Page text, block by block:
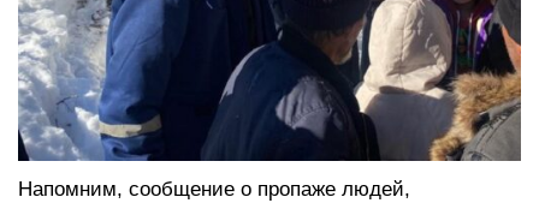
Напомним, сообщение о пропаже людей,